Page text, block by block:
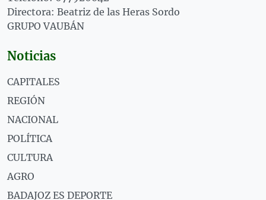
Directora: Beatriz de las Heras Sordo
GRUPO VAUBÁN
Noticias
CAPITALES
REGIÓN
NACIONAL
POLÍTICA
CULTURA
AGRO
BADAJOZ ES DEPORTE